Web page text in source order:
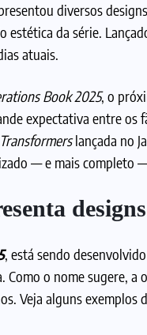
diversos
da série.
atuais.
Book 2025, o
expectativa entre os
Transformerslançada no
— e mais completo
designs
, está sendo
o nome sugere,
Veja alguns exemplos